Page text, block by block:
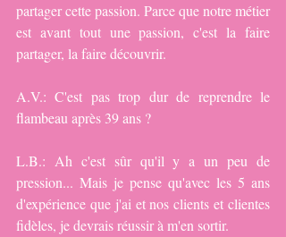
partager cette passion. Parce que notre métier
est avant tout une passion, c'est la faire
partager, la faire découvrir.
A.V.: C'est pas trop dur de reprendre le
flambeau après 39 ans ?
L.B.: Ah c'est sûr qu'il y a un peu de
pression... Mais je pense qu'avec les 5 ans
d'expérience que j'ai et nos clients et clientes
fidèles, je devrais réussir à m'en sortir.